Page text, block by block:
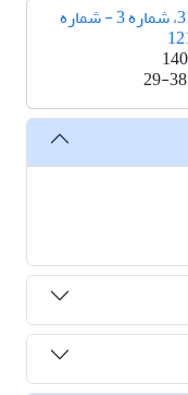
دوره 31، شماره 3 - شماره
29-38